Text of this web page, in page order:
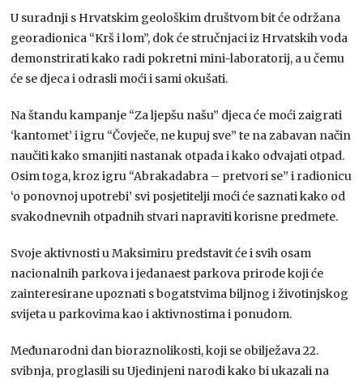
U suradnji s Hrvatskim geološkim društvom bit će održana
georadionica “Krš i lom”, dok će stručnjaci iz Hrvatskih voda
demonstrirati kako radi pokretni mini-laboratorij, a u čemu
će se djeca i odrasli moći i sami okušati.
Na štandu kampanje “Za ljepšu našu” djeca će moći zaigrati
‘kantomet’ i igru “Čovječe, ne kupuj sve” te na zabavan način
naučiti kako smanjiti nastanak otpada i kako odvajati otpad.
Osim toga, kroz igru “Abrakadabra – pretvori se” i radionicu
‘o ponovnoj upotrebi’ svi posjetitelji moći će saznati kako od
svakodnevnih otpadnih stvari napraviti korisne predmete.
Svoje aktivnosti u Maksimiru predstavit će i svih osam
nacionalnih parkova i jedanaest parkova prirode koji će
zainteresirane upoznati s bogatstvima biljnog i životinjskog
svijeta u parkovima kao i aktivnostima i ponudom.
Međunarodni dan bioraznolikosti, koji se obilježava 22.
svibnja, proglasili su Ujedinjeni narodi kako bi ukazali na